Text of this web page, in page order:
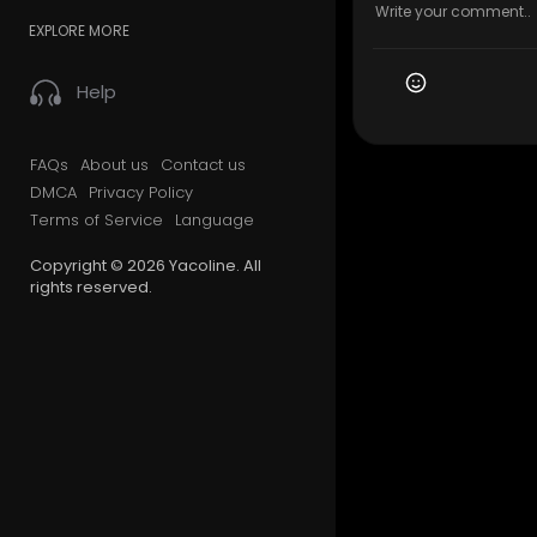
EXPLORE MORE
Help
FAQs About us
Contact us
DMCA Privacy Policy
Terms of Service
Language
Copyright © 2026 Yacoline. All
rights reserved.